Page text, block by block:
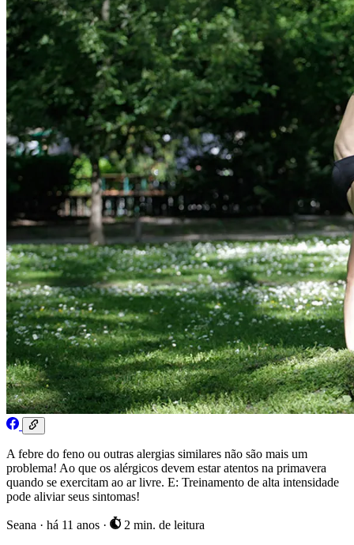
A febre do feno ou outras alergias similares não são mais um
problema! Ao que os alérgicos devem estar atentos na primavera
quando se exercitam ao ar livre. E: Treinamento de alta intensidade
pode aliviar seus sintomas!
Seana · há 11 anos · 2 min. de leitura